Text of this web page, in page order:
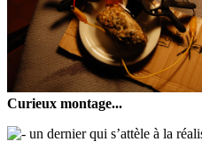
Curieux montage...
un dernier qui s’attèle à la